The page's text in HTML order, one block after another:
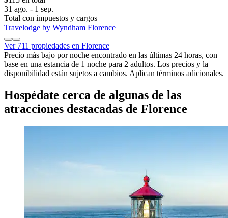
31 ago. - 1 sep.
Total con impuestos y cargos
Travelodge by Wyndham Florence
Ver 711 propiedades en Florence
Precio más bajo por noche encontrado en las últimas 24 horas, con
base en una estancia de 1 noche para 2 adultos. Los precios y la
disponibilidad están sujetos a cambios. Aplican términos adicionales.
Hospédate cerca de algunas de las
atracciones destacadas de Florence